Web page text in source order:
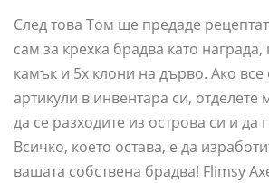
След това Том ще предаде
сам за крехка брадва като награда,
камък и 5x клони на дърво. Ако
артикули в инвентара си, отделете
да се разходите из острова си и да
Всичко, което остава, е да
вашата собствена брадва! Flimsy